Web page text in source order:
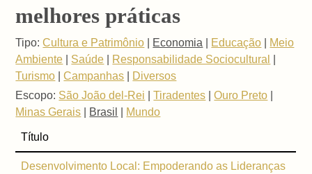
melhores práticas
Tipo: Cultura e Patrimônio Economia Educação
Meio
Ambiente
Saúde Responsabilidade Sociocultural
Turismo |Campanhas
Diversos
Escopo: São João del-Rei |Tiradentes |Ouro Preto
Minas Gerais
Brasil Mundo
Título
Desenvolvimento Local: Empoderando as Lideranças